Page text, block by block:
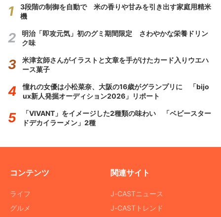
3段階の制御を自動で 米の香りや甘みを引き出す家庭用精米
機
明治「即攻元気」初のグミ期間限定 さわやかな栄養ドリン
ク味
米津玄師さんがイラストと文章を手がけたカード入りウエハ
ース菓子
憧れの女優は小松菜奈、大阪の16歳がグランプリに 「bijo
ux新人発掘オーディション2026」リポート
「VIVANT」をイメージした2種類の味わい 「ベビースター
ドデカイラーメン」2種
コンテンツ
ライフ
グルメ
関連サイト
J-CASTニュース
J-CASTトレンド